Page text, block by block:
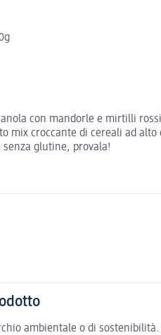
con mandorle e mirtilli
mix croccante di cereali ad
glutine, provala!
ambientale o di